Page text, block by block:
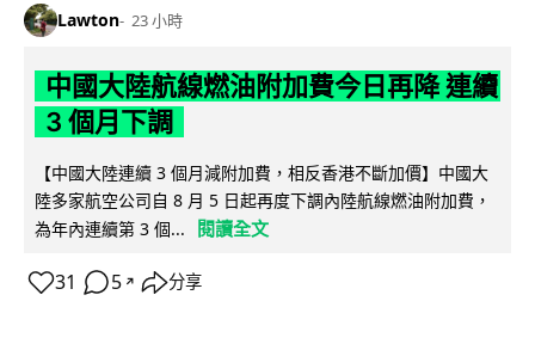
Lawton 23 小時
中國大陸航線燃油附加費今日再降 連續
3 個月下調
【中國大陸連續 3 個月減附加費，相反香港不斷加價】中國大
陸多家航空公司自 8 月 5 日起再度下調內陸航線燃油附加費，
為年內連續第 3 個...
閱讀全文
31 5 ↗ 分享